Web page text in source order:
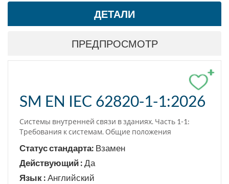
ДЕТАЛИ
ПРЕДПРОСМОТР
+
SM EN IEC 62820-1-1:2026
Системы внутренней связи в зданиях. Часть 1-1:
Требования к системам. Общие положения
Статус стандарта: Взамен
Действующий :Да
Язык :Английский